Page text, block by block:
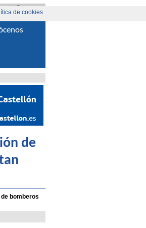
de cookies
de
bomberos
|Contacta